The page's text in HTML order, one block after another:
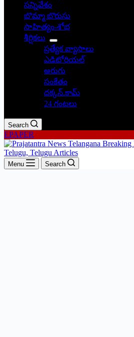
సన్నివేశం
బొమ్మా బొరుసు
సాహిత్యం-శోభ
శీర్షికలు
ప్రత్యేక వ్యాసాలు
ఎడిటోరియల్
అరుగు
సంకేతం
దక్కన్.కామ్
24 గంటలు
Search
EPAPER
Menu Search